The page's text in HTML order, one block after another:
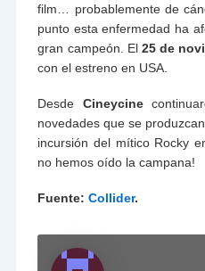
film… probablemente de
punto esta enfermedad ha
gran campeón. El 25 de
con el estreno en USA.
Desde Cineycine
novedades que se
incursión del mítico Rocky
no hemos oído la campana!
Fuente:Collider.